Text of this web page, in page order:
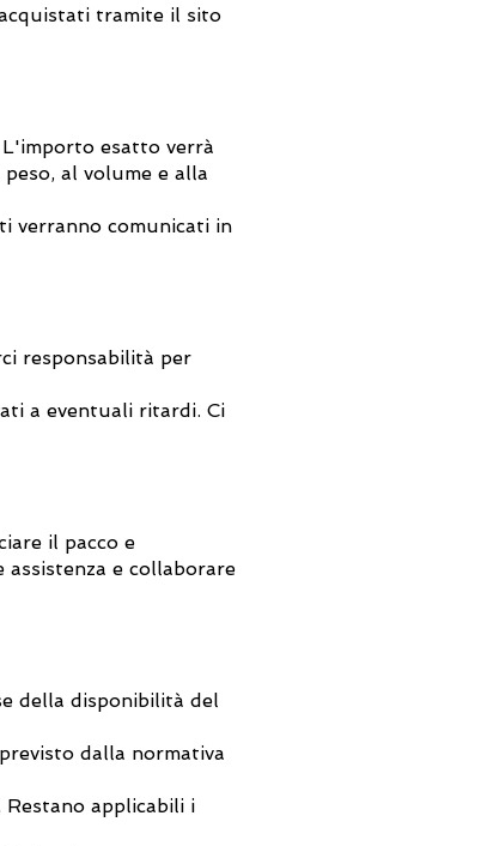
tramite il sito
esatto verrà
al volume e alla
verranno comunicati in
responsabilità per
a eventuali ritardi. Ci
il pacco e
e collaborare
della disponibilità del
dalla normativa
applicabili i